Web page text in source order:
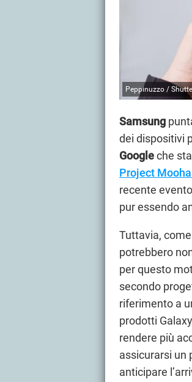
Peppinuzzo /
Samsung
dei dispositivi
Googleche
Project
recente
pur essendo
Tuttavia,
potrebbero
per questo
secondo
riferimento a
prodotti
rendere più
assicurarsi un
anticipare